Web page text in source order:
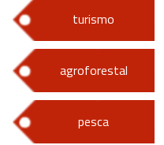
turismo
agroforestal
pesca